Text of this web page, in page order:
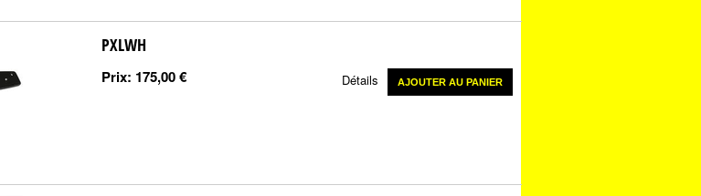
PXLWH
Prix: 175,00 € Détails AJOUTER AU PANIER